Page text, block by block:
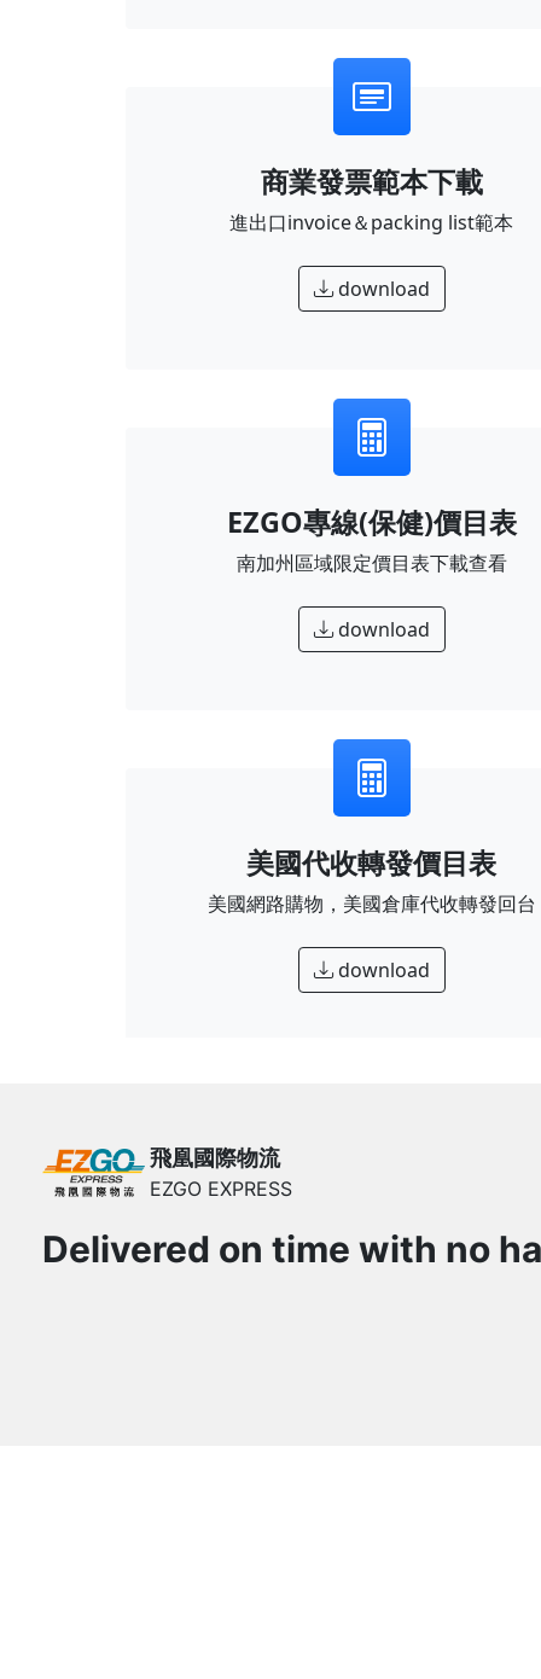
飛凰國際物流
EZGO EXPRESS
Delivered on time with no